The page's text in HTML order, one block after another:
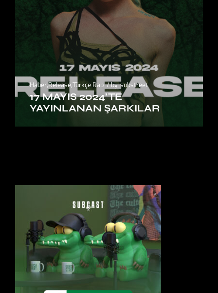
Haber,Release,Türkçe Rap by substreet
17 MAYIS 2024’TE
YAYINLANAN ŞARKILAR